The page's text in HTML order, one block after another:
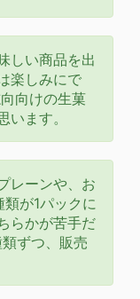
しい商品を出
楽しみにで
向けの生菓
ます。
レーンや、お
が1パックに
らかが苦手だ
ずつ、販売